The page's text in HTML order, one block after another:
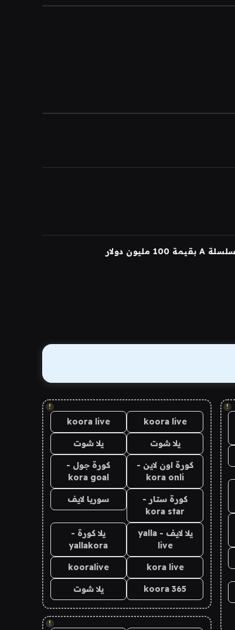
!
!
koora live
koora live
يلا شوت يلا شوت
كورة اون لاين -
kora onli
كورة جول -
kora goal
كورة ستار -
kora star
سوريا لايف
يلا لايف - yalla
live
يلا كورة -
yallakora
kora live
kooralive
koora 365 يلا شوت
!